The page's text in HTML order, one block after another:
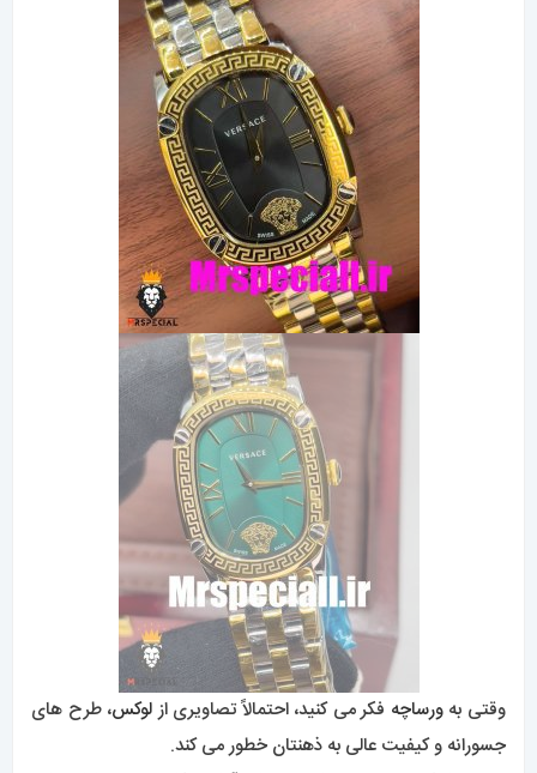
فکر می کنید، احتمالاً تصاویری ازلوکس
جسورانه و کیفیت عالی به ذهنتان خطور می کند.
این تصادفی نیست.ورساچهاز زمان آغاز به کار خود به دلیل تولید
محصولاتی که لوکس بودن را تعریف می کنند، شهرت زیادی به دست
در ایالات متحده نیز از این قاعده مستثنی
نیستند و اخلاق برند را در تمام جزئیات تجسم می‌دهند.
از ساخت پیچیده تا استفاده از مواد درجه یک، این
ساعت
ای طراحی شده اند که مجذوب خود شوند.
زیبایی شناسی امضایورساچه
به‌خاطر زیبایی‌شناسی متمایزش شناخته می‌شود، که اغلب
دارای الگوهای جسورانه، رنگ‌های پر جنب و جوش و نشان نمادین
این زیبایی شناسی به طور یکپارچه در مجموعه ساعتهای آن ادغام
شده است و هر ساعت را به یک لوازم جانبی کاربردی و یک قطعه